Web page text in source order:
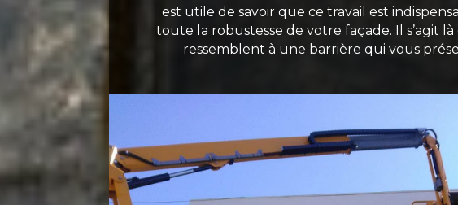
est utile de savoir que ce travail est
toute la robustesse de votre façade. Il s’agit
ressemblent à une barrière qui vous